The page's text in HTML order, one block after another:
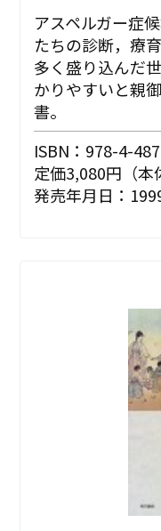
アスペルガー症
たちの診断，療
多く盛り込んだ
かりやすいと親
書。
ISBN：978-4-
定価3,080円（本
発売年月日：